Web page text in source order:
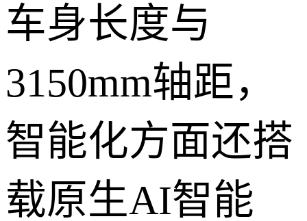
车身长度与
3150mm轴距，
智能化方面还搭
载原生AI智能